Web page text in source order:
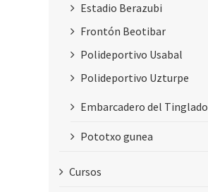
Estadio Berazubi
Frontón Beotibar
Polideportivo Usabal
Polideportivo Uzturpe
Embarcadero del Tinglado
Pototxo gunea
Cursos